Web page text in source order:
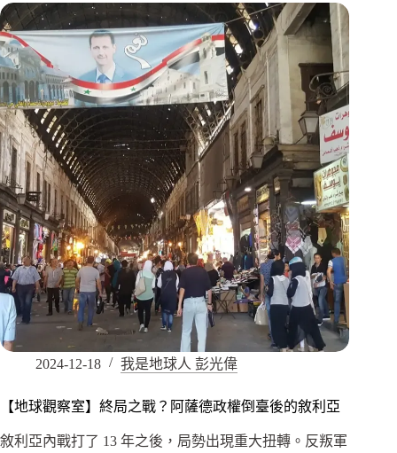
2024-12-18 我是地球人 彭光偉
【地球觀察室】終局之戰？阿薩德政權倒臺後的敘利亞
敘利亞內戰打了 13 年之後，局勢出現重大扭轉。反叛軍